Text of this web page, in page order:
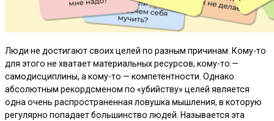
Люди не достигают своих целей по разным причинам. Кому-то
для этого не хватает материальных ресурсов, кому-то —
самодисциплины, а кому-то — компетентности. Однако
абсолютным рекордсменом по «убийству» целей является
одна очень распространенная ловушка мышления, в которую
регулярно попадает большинство людей. Называется эта